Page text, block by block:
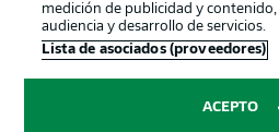
© 2026 Bundesliga-
Elegir idioma
medición de publicidad y
audiencia y desarrollo de servicios.
Lista de asociados (proveedores)
ACEPTO